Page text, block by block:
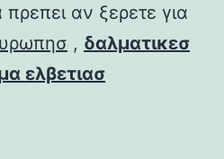
αν ξερετε για
, δαλματικεσ
ελβετιασ